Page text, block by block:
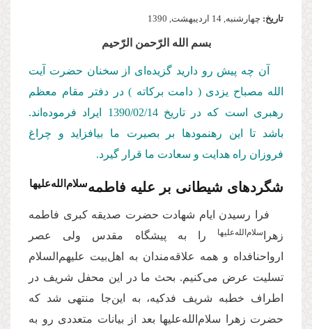
تاریخ: چهارشنبه, 14 ارديبهشت, 1390
بسم‌ الله‌ الرّحمن‌ الرّحیم
آن چه پیش ‌رو دارید گزیده‌ای از سخنان حضرت آیت
‌الله مصباح ‌یزدی ( دامت ‌بركاته ) در دفتر مقام معظم
رهبری است كه در تاریخ 1390/02/14
ایراد فرموده‌اند.
باشد تا این رهنمودها بر بصیرت ما بیافزاید و چراغ
فروزان راه هدایت و سعادت ما قرار گیرد.
شگردهای شیطانی بر علیه فاطمه‌سلام‌الله‌علیها
فرا رسیدن ایام شهادت حضرت صدیقه کبری فاطمه
زهرا‌
سلام‌الله‌علیها
را به پیشگاه مقدس ولی عصر
ارواحنافداه و همه علاقه‌مندان به اهل‌بیت علیهم‌السلام
تسلیت عرض می‌کنیم. بحث ما در این محفل شریف در
اطراف خطبه شریف فدکیه، به این‌جا منتهی شد که
حضرت زهرا سلام‌الله‌علیها بعد از بیانات متعددی رو به